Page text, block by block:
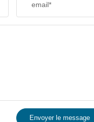
email*
Envoyer le message